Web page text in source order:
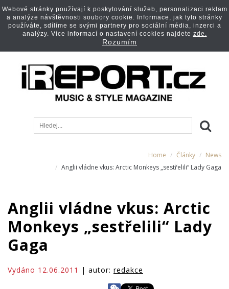
Home Články
News
Anglii vládne vkus: Arctic Monkeys „sestřelili“ Lady Gaga
Anglii vládne vkus: Arctic
Monkeys „sestřelili“ Lady
Gaga
Vydáno 12.06.2011 | autor: redakce
Webové stránky používají k poskytování služeb, personalizaci reklam
a analýze návštěvnosti soubory cookie. Informace, jak tyto stránky
používáte, sdílíme se svými partnery pro sociální média, inzerci a
analýzy. Více informací o nastavení cookies najdete zde.
Rozumím